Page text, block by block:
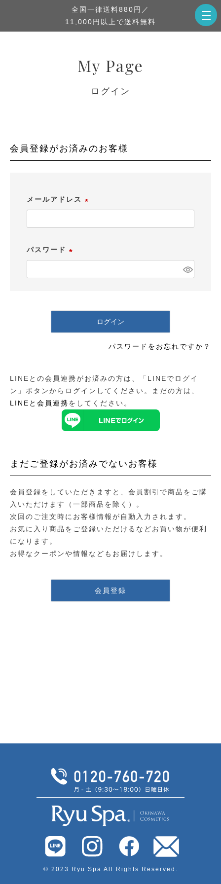
全国一律送料880円／
11,000円以上で送料無料
My Page
ログイン
会員登録がお済みのお客様
メールアドレス
必
パスワード
必
ログイン
パスワードをお忘れですか？
LINEとの会員連携がお済みの方は、「LINEでログイ
ン」ボタンからログインしてください。まだの方は、
LINEと会員連携をしてください。
まだご登録がお済みでないお客様
会員登録をしていただきますと、会員割引で商品をご購
入いただけます（一部商品を除く）。
次回のご注文時にお客様情報が自動入力されます。
お気に入り商品をご登録いただけるなどお買い物が便利
になります。
お得なクーポンや情報などもお届けします。
会員登録
© 2023 Ryu Spa All Rights Reserved.